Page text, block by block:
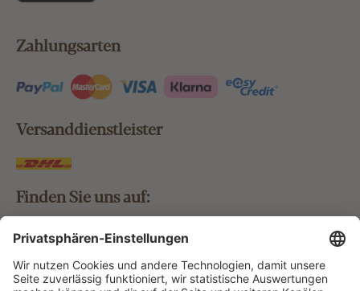
Zahlungsarten
Versanddienstleister
Finden Sie uns auf:
Bestellung widerrufen